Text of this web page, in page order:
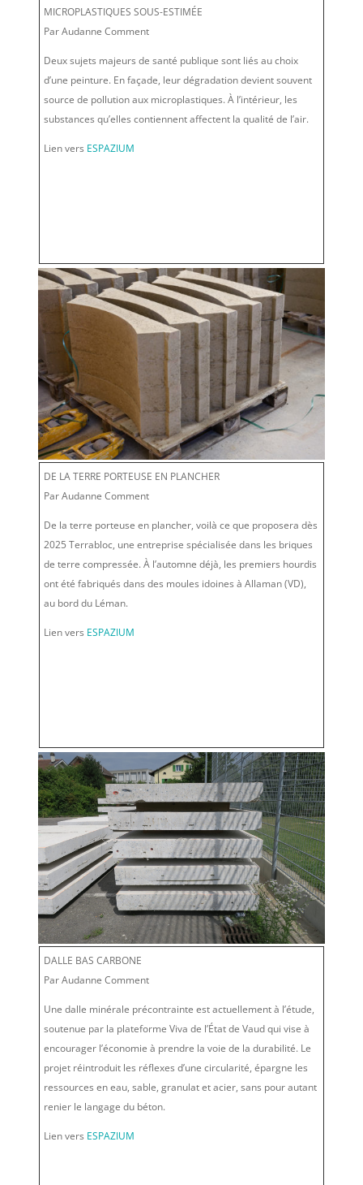
MICROPLASTIQUES SOUS-ESTIMÉE
Par Audanne Comment
Deux sujets majeurs de santé publique sont liés au choix
d’une peinture. En façade, leur dégradation devient souvent
source de pollution aux microplastiques. À l’intérieur, les
substances qu’elles contiennent affectent la qualité de l’air.
Lien vers ESPAZIUM
DE LA TERRE PORTEUSE EN PLANCHER
Par Audanne Comment
De la terre porteuse en plancher, voilà ce que proposera dès
2025 Terrabloc, une entreprise spécialisée dans les briques
de terre compressée. À l’automne déjà, les premiers hourdis
ont été fabriqués dans des moules idoines à Allaman (VD),
au bord du Léman.
Lien vers ESPAZIUM
DALLE BAS CARBONE
Par Audanne Comment
Une dalle minérale précontrainte est actuellement à l’étude,
soutenue par la plateforme Viva de l’État de Vaud qui vise à
encourager l’économie à prendre la voie de la durabilité. Le
projet réintroduit les réflexes d’une circularité, épargne les
ressources en eau, sable, granulat et acier, sans pour autant
renier le langage du béton.
Lien vers ESPAZIUM